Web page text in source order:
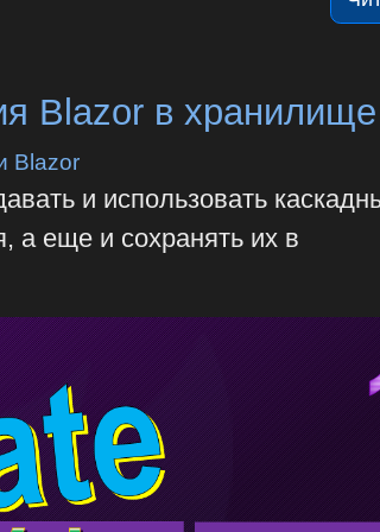
Blazor в
Blazor
и использовать
а еще и сохранять их в